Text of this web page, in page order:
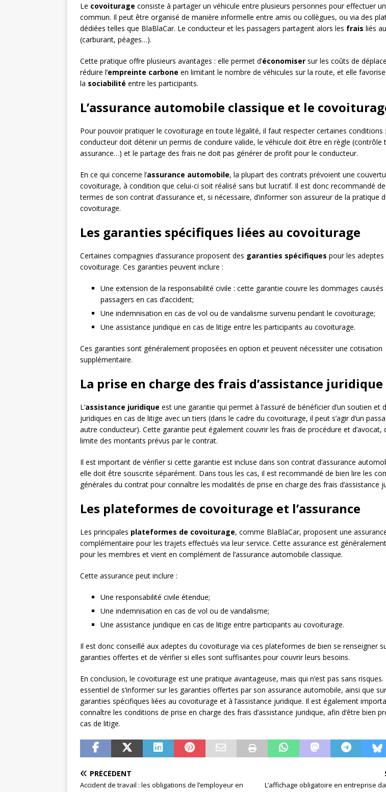
Le covoiturage consiste à partager un véhicule entre plusieurs personnes pour effectuer
commun. Il peut être organisé de manière informelle entre amis ou collègues, ou via des
dédiées telles que BlaBlaCar. Le conducteur et les passagers partagent alors les frais liés
(carburant, péages…).
Cette pratique offre plusieurs avantages : elle permet d’économiser sur les coûts de
réduire l’empreinte carbone en limitant le nombre de véhicules sur la route, et elle
la sociabilité entre les participants.
L’assurance automobile classique et le
Pour pouvoir pratiquer le covoiturage en toute légalité, il faut respecter certaines conditions
conducteur doit détenir un permis de conduire valide, le véhicule doit être en règle (contrôle
assurance…) et le partage des frais ne doit pas générer de profit pour le conducteur.
En ce qui concerne l’assurance automobile, la plupart des contrats prévoient une
covoiturage, à condition que celui-ci soit réalisé sans but lucratif. Il est donc recommandé
termes de son contrat d’assurance et, si nécessaire, d’informer son assureur de la pratique
covoiturage.
Les garanties spécifiques liées au covoiturage
Certaines compagnies d’assurance proposent des garanties spécifiques pour les adeptes
covoiturage. Ces garanties peuvent inclure :
Une extension de la responsabilité civile : cette garantie couvre les dommages causés
passagers en cas d’accident;
Une indemnisation en cas de vol ou de vandalisme survenu pendant le covoiturage;
Une assistance juridique en cas de litige entre les participants au covoiturage.
Ces garanties sont généralement proposées en option et peuvent nécessiter une cotisation
supplémentaire.
La prise en charge des frais d’assistance juridique
L’assistance juridique est une garantie qui permet à l’assuré de bénéficier d’un soutien et
juridiques en cas de litige avec un tiers (dans le cadre du covoiturage, il peut s’agir d’un
autre conducteur). Cette garantie peut également couvrir les frais de procédure et d’avocat,
limite des montants prévus par le contrat.
Il est important de vérifier si cette garantie est incluse dans son contrat d’assurance
elle doit être souscrite séparément. Dans tous les cas, il est recommandé de bien lire les
générales du contrat pour connaître les modalités de prise en charge des frais d’assistance
Les plateformes de covoiturage et l’assurance
Les principales plateformes de covoiturage, comme BlaBlaCar, proposent une
complémentaire pour les trajets effectués via leur service. Cette assurance est
pour les membres et vient en complément de l’assurance automobile classique.
Cette assurance peut inclure :
Une responsabilité civile étendue;
Une indemnisation en cas de vol ou de vandalisme;
Une assistance juridique en cas de litige entre participants au covoiturage.
Il est donc conseillé aux adeptes du covoiturage via ces plateformes de bien se renseigner
garanties offertes et de vérifier si elles sont suffisantes pour couvrir leurs besoins.
En conclusion, le covoiturage est une pratique avantageuse, mais qui n’est pas sans risques.
essentiel de s’informer sur les garanties offertes par son assurance automobile, ainsi que
garanties spécifiques liées au covoiturage et à l’assistance juridique. Il est également
connaître les conditions de prise en charge des frais d’assistance juridique, afin d’être bien
cas de litige.
PRÉCÉDENT
Accident de travail : les obligations de l’employeur en
L’affichage obligatoire en entreprise